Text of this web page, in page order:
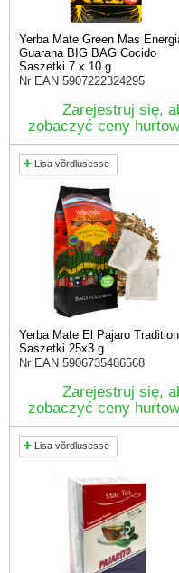
Yerba Mate Green Mas
Guarana BIG BAG Cocido
Saszetki 7 x 10 g
Nr EAN 5907222324295
Zarejestruj się,
zobaczyć ceny
Lisa võrdlusesse
Yerba Mate El Pajaro
Saszetki 25x3 g
Nr EAN 5906735486568
Zarejestruj się,
zobaczyć ceny
Lisa võrdlusesse